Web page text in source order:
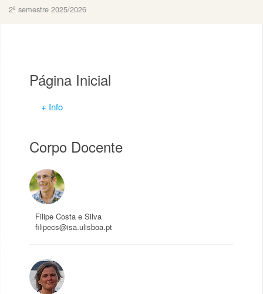
2º semestre 2025/2026
Página Inicial
+ Info
Corpo Docente
Filipe Costa e Silva
filipecs@isa.ulisboa.pt